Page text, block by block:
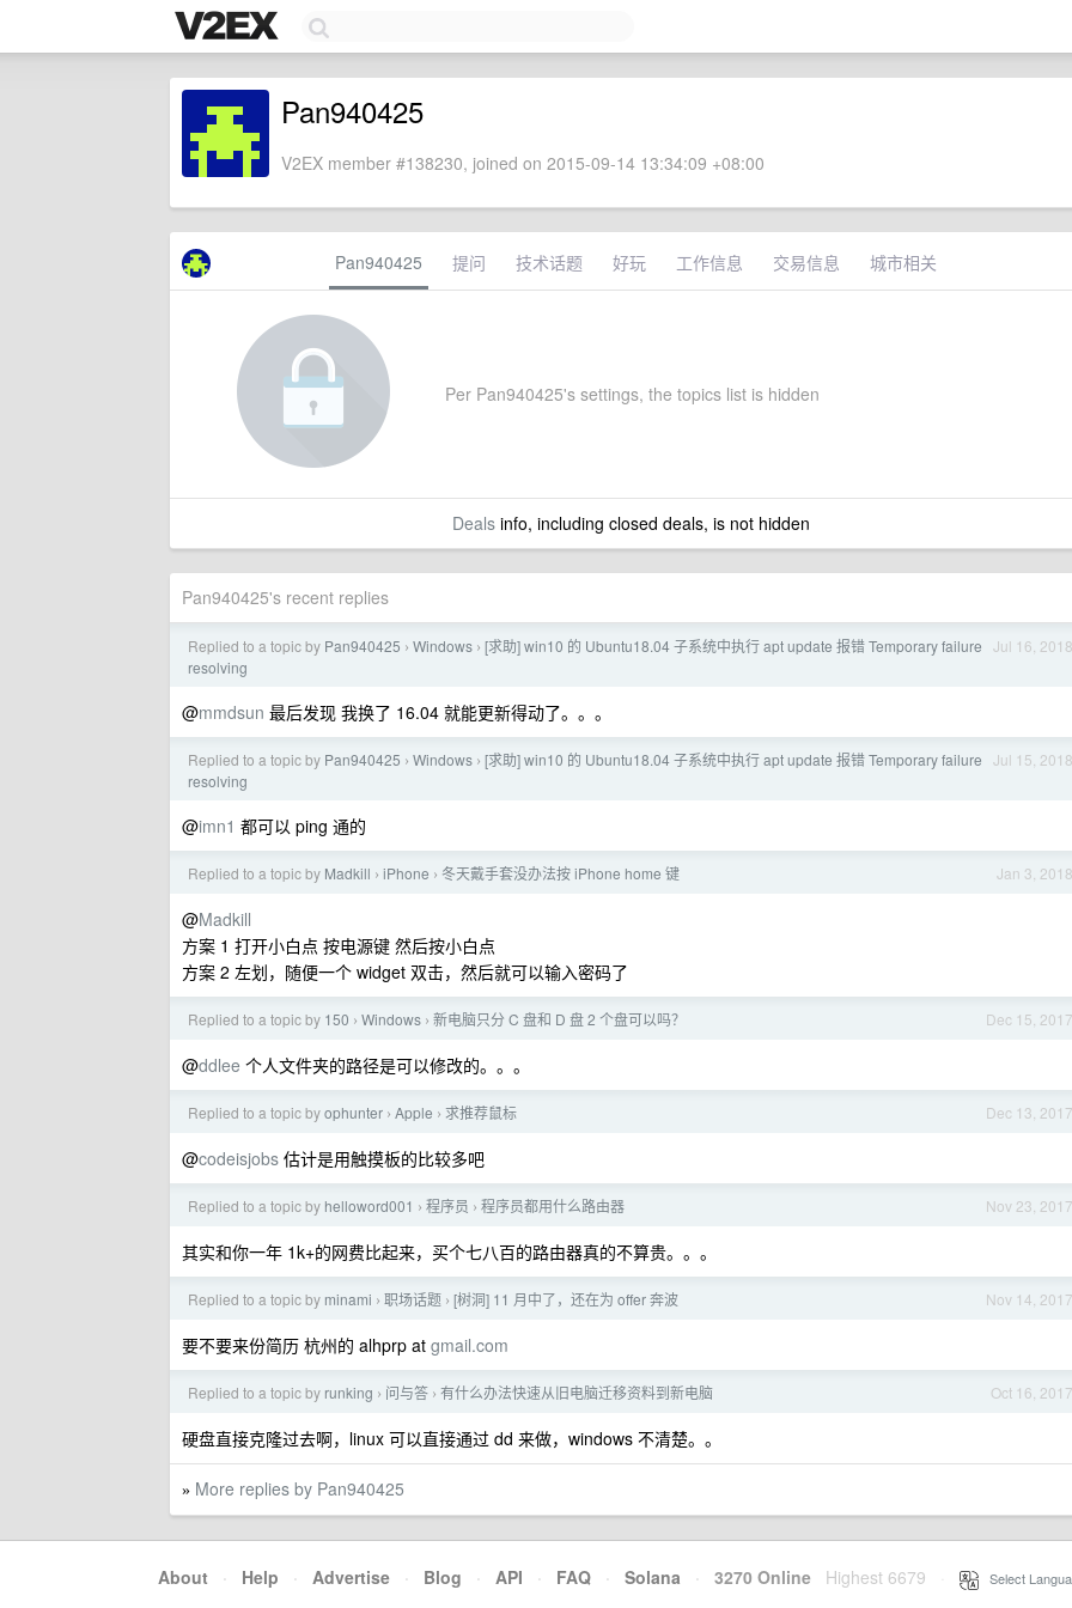
Pan940425
V2EX member #138230, joined on 2015-09-14 13:34:09 +08:00
Pan940425 提问 技术话题 好玩 工作信息 交易信息 城市相关
Per Pan940425's settings, the topics list is hidden
Dealsinfo, including closed deals, is not hidden
Pan940425's recent replies
Jul 16, 2018
Replied to a topic by Pan940425 › Windows › [求助] win10 的 Ubuntu18.04 子系统中执行 apt update 报错 Temporary failure
resolving
@mmdsun 最后发现 我换了 16.04 就能更新得动了。。。
Jul 15, 2018
Replied to a topic by Pan940425 › Windows › [求助] win10 的 Ubuntu18.04 子系统中执行 apt update 报错 Temporary failure
resolving
@imn1 都可以 ping 通的
Jan 3, 2018
Replied to a topic by Madkill › iPhone › 冬天戴手套没办法按 iPhone home 键
@Madkill
方案 1 打开小白点 按电源键 然后按小白点
方案 2 左划，随便一个 widget 双击，然后就可以输入密码了
Dec 15, 2017
Replied to a topic by 150 › Windows › 新电脑只分 C 盘和 D 盘 2 个盘可以吗？
@ddlee 个人文件夹的路径是可以修改的。。。
Dec 13, 2017
Replied to a topic byophunter › Apple › 求推荐鼠标
@codeisjobs 估计是用触摸板的比较多吧
Nov 23, 2017
Replied to a topic by helloword001 › 程序员 › 程序员都用什么路由器
其实和你一年 1k+的网费比起来，买个七八百的路由器真的不算贵。。。
Nov 14, 2017
Replied to a topic by minami › 职场话题 › [树洞] 11 月中了，还在为 offer 奔波
要不要来份简历 杭州的 alhprp at gmail.com
Oct 16, 2017
Replied to a topic by runking › 问与答 › 有什么办法快速从旧电脑迁移资料到新电脑
硬盘直接克隆过去啊，linux 可以直接通过 dd 来做，windows 不清楚。。
» More replies by Pan940425
About · Help · Advertise · Blog · API · FAQ · Solana · 3270 Online Highest 6679 Select